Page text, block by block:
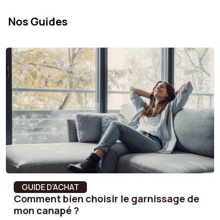
dossier
Largeur des
accoudoirs
5.5 cm
Nombre de places 3
Hauteur des pieds 16 cm
Largeur du dossier 192 cm
A assembler
Charge maximale
supportée
240 kg
Nos Guides
GUIDE D'ACHAT
Comment bien choisir le garnissage de
mon canapé ?